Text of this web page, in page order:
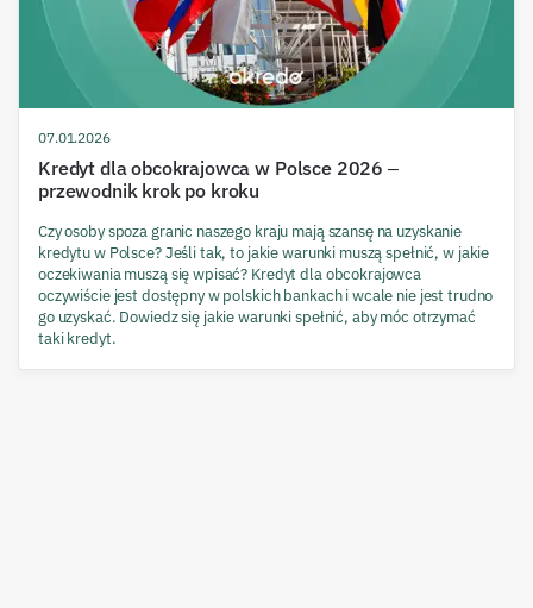
07.01.2026
Kredyt dla obcokrajowca w Polsce 2026 –
przewodnik krok po kroku
Czy osoby spoza granic naszego kraju mają szansę na uzyskanie
kredytu w Polsce? Jeśli tak, to jakie warunki muszą spełnić, w jakie
oczekiwania muszą się wpisać? Kredyt dla obcokrajowca
oczywiście jest dostępny w polskich bankach i wcale nie jest trudno
go uzyskać. Dowiedz się jakie warunki spełnić, aby móc otrzymać
taki kredyt.